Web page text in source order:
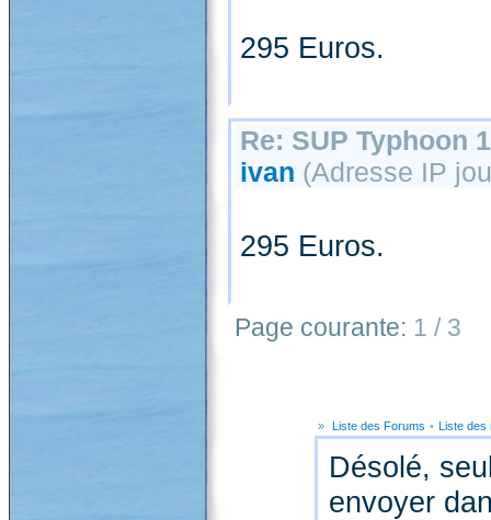
295 Euros.
Re: SUP Typhoon
ivan (Adresse IP
295 Euros.
Page courante: 1 / 3
» Liste des Forums • Liste des
Désolé,
envoyer